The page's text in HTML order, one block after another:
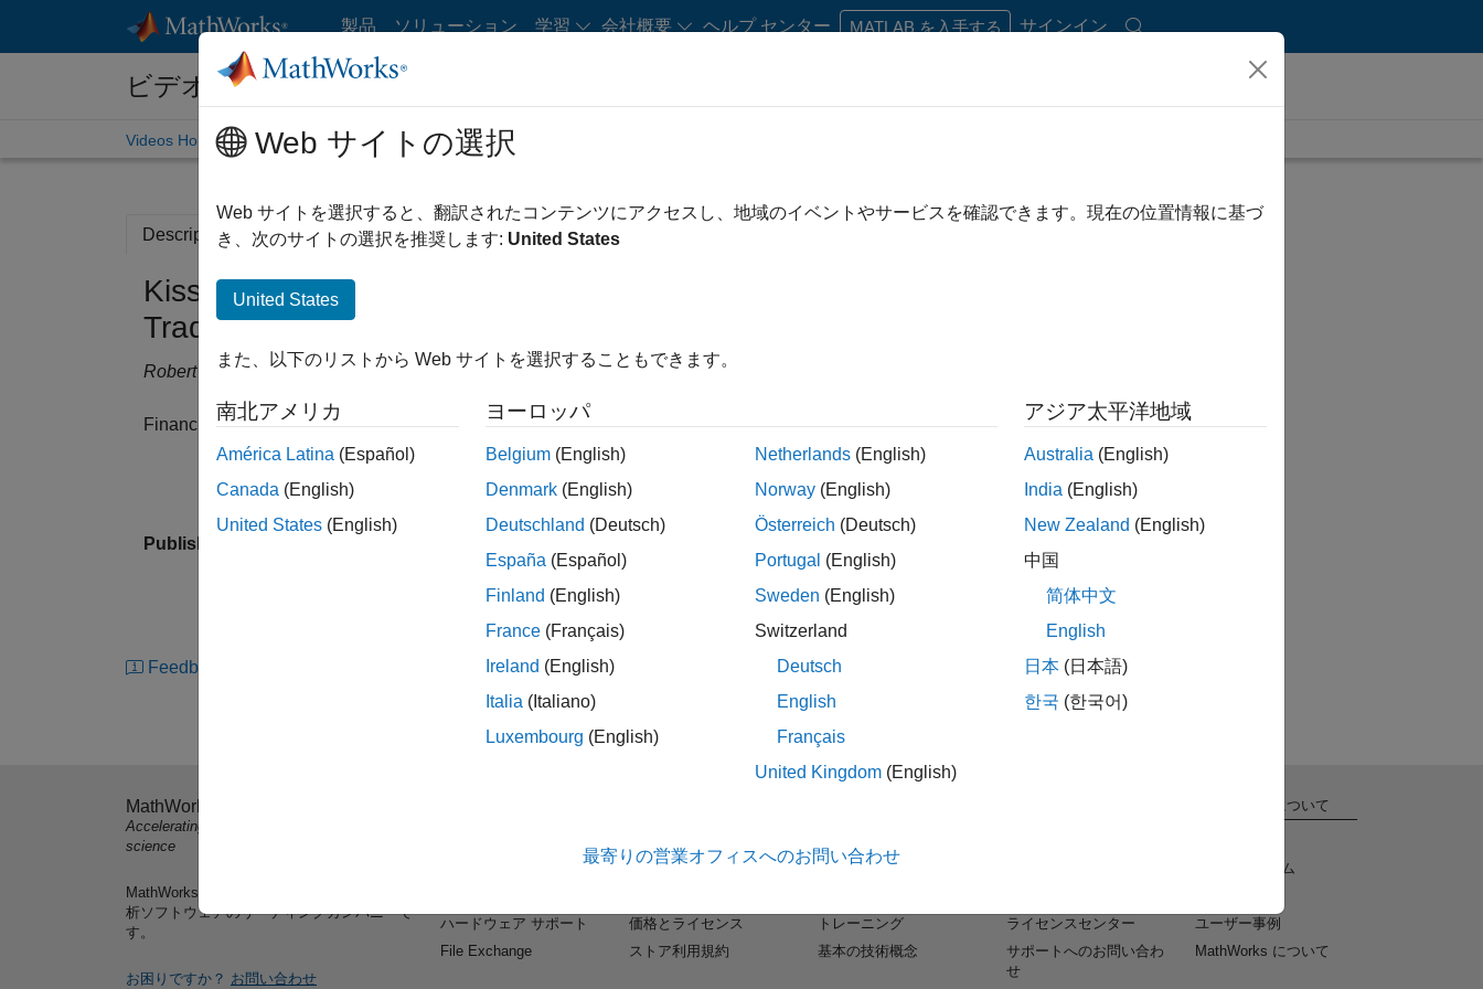
コンテンツへスキップ
製品 ソリューション 学習 会社概要 ヘルプ センター MATLAB を入手する サインイン
ビデオ
Videos Home Search
Description Related Resources
Kissell Research Group Develops High-Frequency
Trading Cost Index
Robert Kissell, Kissell Research Group
Financial analysts use MATLAB to give investors real-time data for better trading decisions.
Published: 28 Oct 2014
Feedback
Web サイトの選択
Web サイトを選択すると、翻訳されたコンテンツにアクセスし、地域のイベントやサービスを確認できます。現在の位置情報に基づ
き、次のサイトの選択を推奨します: United States
United States
また、以下のリストから Web サイトを選択することもできます。
南北アメリカ
América Latina (Español)
Canada (English)
United States (English)
ヨーロッパ
Belgium (English)
Denmark (English)
Deutschland (Deutsch)
España (Español)
Finland (English)
France (Français)
Ireland (English)
Italia (Italiano)
Luxembourg (English)
Netherlands (English)
Norway (English)
Österreich (Deutsch)
Portugal (English)
Sweden (English)
Switzerland
Deutsch
English
Français
United Kingdom (English)
アジア太平洋地域
Australia (English)
India (English)
New Zealand (English)
中国
简体中文
English
日本 (日本語)
한국 (한국어)
最寄りの営業オフィスへのお問い合わせ
MathWorks
Accelerating the pace of engineering and
science
MathWorksはエンジニアや研究者向け数値解
析ソフトウェアのリーディングカンパニーで
す。
お困りですか？ お問い合わせ
ハードウェア サポート
File Exchange
評価版ソフトウェア
価格とライセンス
ストア利用規約
チュートリアル
トレーニング
基本の技術概念
ライセンスセンター
サポートへのお問い合わ
せ
MathWorks について
ニュースルーム
ユーザー事例
MathWorks について